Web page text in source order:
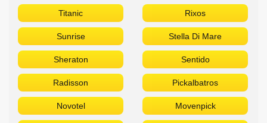
Titanic Rixos
Sunrise Stella Di Mare
Sheraton Sentido
Radisson Pickalbatros
Novotel Movenpick